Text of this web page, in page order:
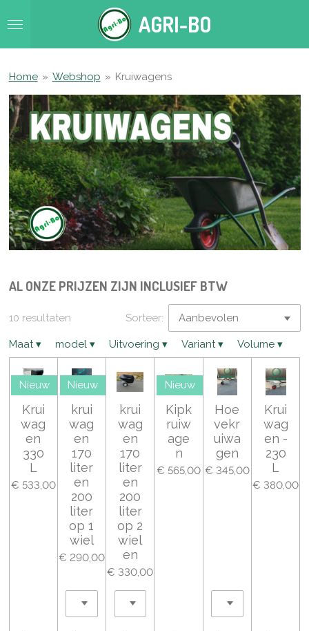
direct
hoofdinhoud
AGRI-BO
Home » Webshop » Kruiwagens
AL ONZE PRIJZEN ZIJN INCLUSIEF BTW
10 resultaten Sorteer:
Maat▾ model ▾ Uitvoering ▾ Variant▾ Volume ▾
Nieuw
Krui
wag
en
330
L
€ 533,00
Nieuw
krui
wag
en
170
liter
en
200
liter
op 1
wiel
€ 290,00
krui
wag
en
170
liter
en
200
liter
op 2
wiel
en
€ 330,00
Nieuw
Kipk
ruiw
age
n
€ 565,00
Hoe
vekr
uiwa
gen
€ 345,00
Krui
wag
en -
230
L
€ 380,00